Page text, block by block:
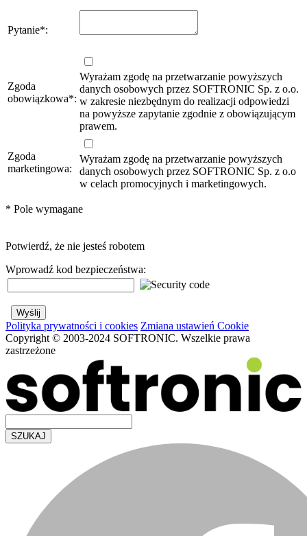
Pytanie*:
Zgoda
obowiązkowa*:
Wyrażam zgodę na przetwarzanie powyższych
danych osobowych przez SOFTRONIC Sp. z o.o.
w zakresie niezbędnym do realizacji odpowiedzi
na powyższe zapytanie zgodnie z obowiązującym
prawem.
Zgoda
marketingowa:
Wyrażam zgodę na przetwarzanie powyższych
danych osobowych przez SOFTRONIC Sp. z o.o
w celach promocyjnych i marketingowych.
* Pole wymagane
Potwierdź, że nie jesteś robotem
Wprowadź kod bezpieczeństwa:
Polityka prywatności i cookies Zmiana ustawień Cookie
Copyright © 2003-2024 SOFTRONIC. Wszelkie prawa
zastrzeżone